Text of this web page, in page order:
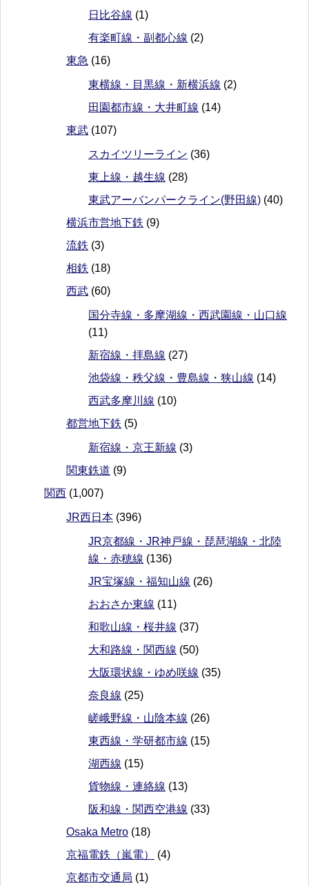
日比谷線 (1)
有楽町線・副都心線 (2)
東急 (16)
東横線・目黒線・新横浜線 (2)
田園都市線・大井町線 (14)
東武 (107)
スカイツリーライン (36)
東上線・越生線 (28)
東武アーバンパークライン(野田線) (40)
横浜市営地下鉄 (9)
流鉄 (3)
相鉄 (18)
西武 (60)
国分寺線・多摩湖線・西武園線・山口線
(11)
新宿線・拝島線 (27)
池袋線・秩父線・豊島線・狭山線 (14)
西武多摩川線 (10)
都営地下鉄 (5)
新宿線・京王新線 (3)
関東鉄道 (9)
関西 (1,007)
JR西日本 (396)
JR京都線・JR神戸線・琵琶湖線・北陸
線・赤穂線 (136)
JR宝塚線・福知山線 (26)
おおさか東線 (11)
和歌山線・桜井線 (37)
大和路線・関西線 (50)
大阪環状線・ゆめ咲線 (35)
奈良線 (25)
嵯峨野線・山陰本線 (26)
東西線・学研都市線 (15)
湖西線 (15)
貨物線・連絡線 (13)
阪和線・関西空港線 (33)
Osaka Metro (18)
京福電鉄（嵐電）
(4)
京都市交通局 (1)